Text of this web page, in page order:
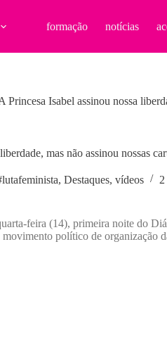
formação notícias
Princesa Isabel assinou nossa
mas não assinou nossas
, Destaques, vídeos
feira (14), primeira noite do
político de organização